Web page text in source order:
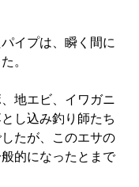
イプは、瞬く間に
。
地エビ、イワガニ
し込み釣り師たち
たが、このエサの
的になったとまで